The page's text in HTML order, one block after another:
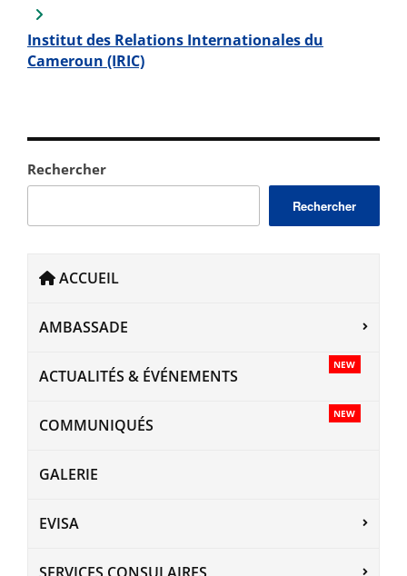
Rechercher
Rechercher
ACCUEIL
AMBASSADE
NEW
ACTUALITÉS & ÉVÉNEMENTS
NEW
COMMUNIQUÉS
GALERIE
EVISA
Institut des Relations Internationales du
Cameroun (IRIC)